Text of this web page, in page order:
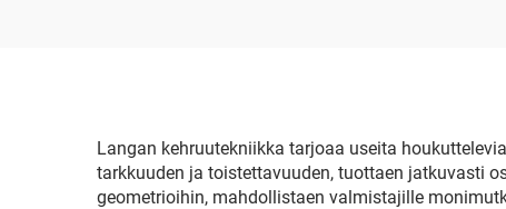
Langan kehruutekniikka tarjoaa useita
tarkkuuden ja toistettavuuden, tuottaen jatkuvasti
geometrioihin, mahdollistaen valmistajille